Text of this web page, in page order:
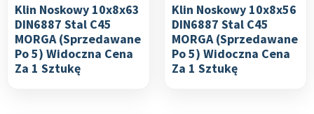
Klin Noskowy 10x8x63
DIN6887 Stal C45
MORGA (sprzedawane
Po 5) Widoczna Cena
Za 1 Sztukę
Klin Noskowy 10x8x56
DIN6887 Stal C45
MORGA (sprzedawane
Po 5) Widoczna Cena
Za 1 Sztukę